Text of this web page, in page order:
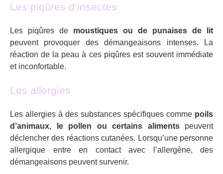
Les piqûres d’insectes
Les piqûres de moustiques ou de punaises de lit
peuvent provoquer des démangeaisons intenses. La
réaction de la peau à ces piqûres est souvent immédiate
et inconfortable.
Les allergies
Les allergies à des substances spécifiques comme poils
d’animaux, le pollen ou certains alimentspeuvent
déclencher des réactions cutanées. Lorsqu’une personne
allergique entre en contact avec l’allergène, des
démangeaisons peuvent survenir.